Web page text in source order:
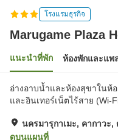
โรงแรมธุรกิจ
Marugame Plaza
แนะนำที่พัก ห้องพักและแพ
อ่างอาบน้ำและห้องสุขาในห้
และอินเทอร์เน็ตไร้สาย (Wi-
นครมารุกาเมะ, คากาวะ
ดูบนแผนที่